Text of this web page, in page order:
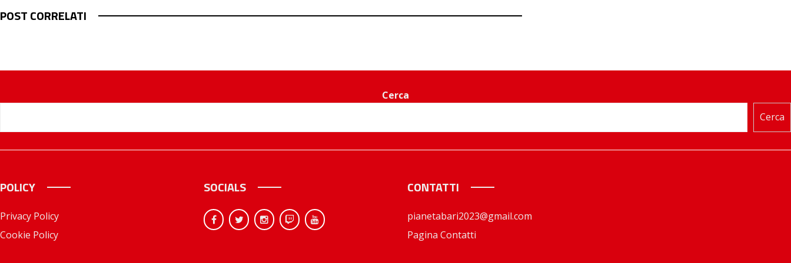
POST CORRELATI
Cerca
Cerca
POLICY
Privacy Policy
Cookie Policy
SOCIALS CONTATTI
pianetabari2023@gmail.com
Pagina Contatti